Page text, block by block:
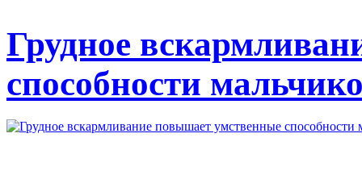
Грудное
способности